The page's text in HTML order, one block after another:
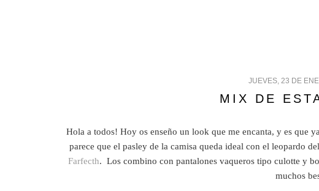
JUEVES, 23 DE
MIX DE
Hola a todos! Hoy os enseño un look que me encanta, y es que
parece que el pasley de la camisa queda ideal con el leopardo
Farfecth. Los combino con pantalones vaqueros tipo culotte y
muchos